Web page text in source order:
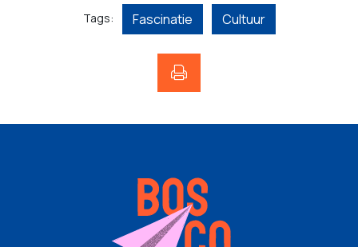
Tags: Fascinatie Cultuur